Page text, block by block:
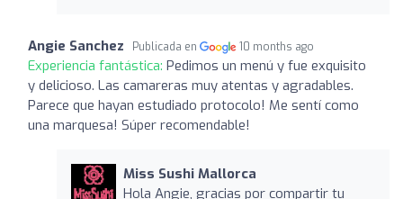
Angie Sanchez Publicada en 10 months ago
Experiencia fantástica: Pedimos un menú y fue exquisito
y delicioso. Las camareras muy atentas y agradables.
Parece que hayan estudiado protocolo! Me sentí como
una marquesa! Súper recomendable!
Miss Sushi Mallorca
Hola Angie, gracias por compartir tu